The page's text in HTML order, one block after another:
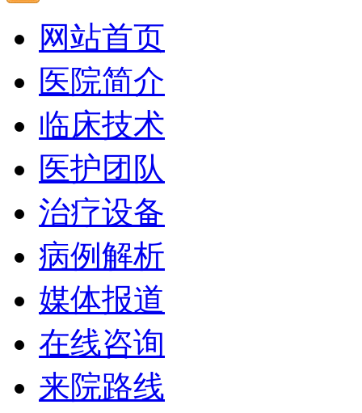
网站首页
医院简介
临床技术
医护团队
治疗设备
病例解析
媒体报道
在线咨询
来院路线